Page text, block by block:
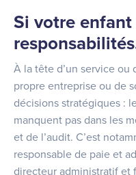
Si votre
À la tête d’un service ou
propre entreprise ou de
décisions stratégiques :
manquent pas dans les
et de l’audit. C’est
responsable de paie et
directeur administratif et